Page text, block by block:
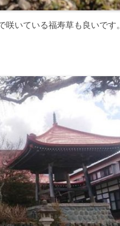
いている福寿草も良いです。